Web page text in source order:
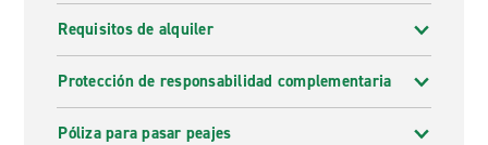
Requisitos de alquiler
Protección de responsabilidad complementaria
Póliza para pasar peajes